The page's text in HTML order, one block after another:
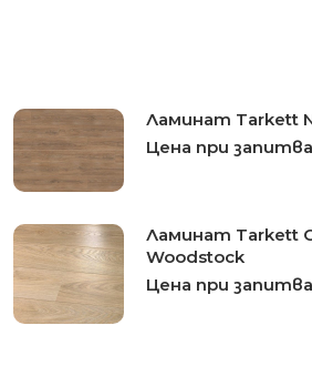
Ламинат Tarkett
Цена при
Ламинат Tarkett
Woodstock
Цена при